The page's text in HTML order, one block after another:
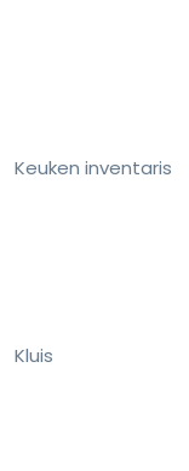
Keuken inventaris
Kluis